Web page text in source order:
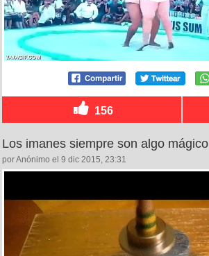
156
Los imanes siempre son algo mágico
por Anónimo el 9 dic 2015, 23:31